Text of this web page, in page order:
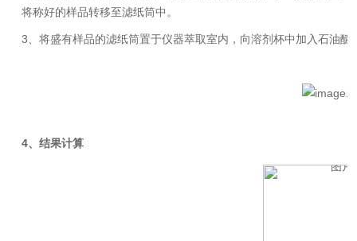
将称好的样品转移至滤纸筒中。
3、将盛有样品的滤纸筒置于仪器萃取室内，向溶剂杯中加入石油醚
4、结果计算